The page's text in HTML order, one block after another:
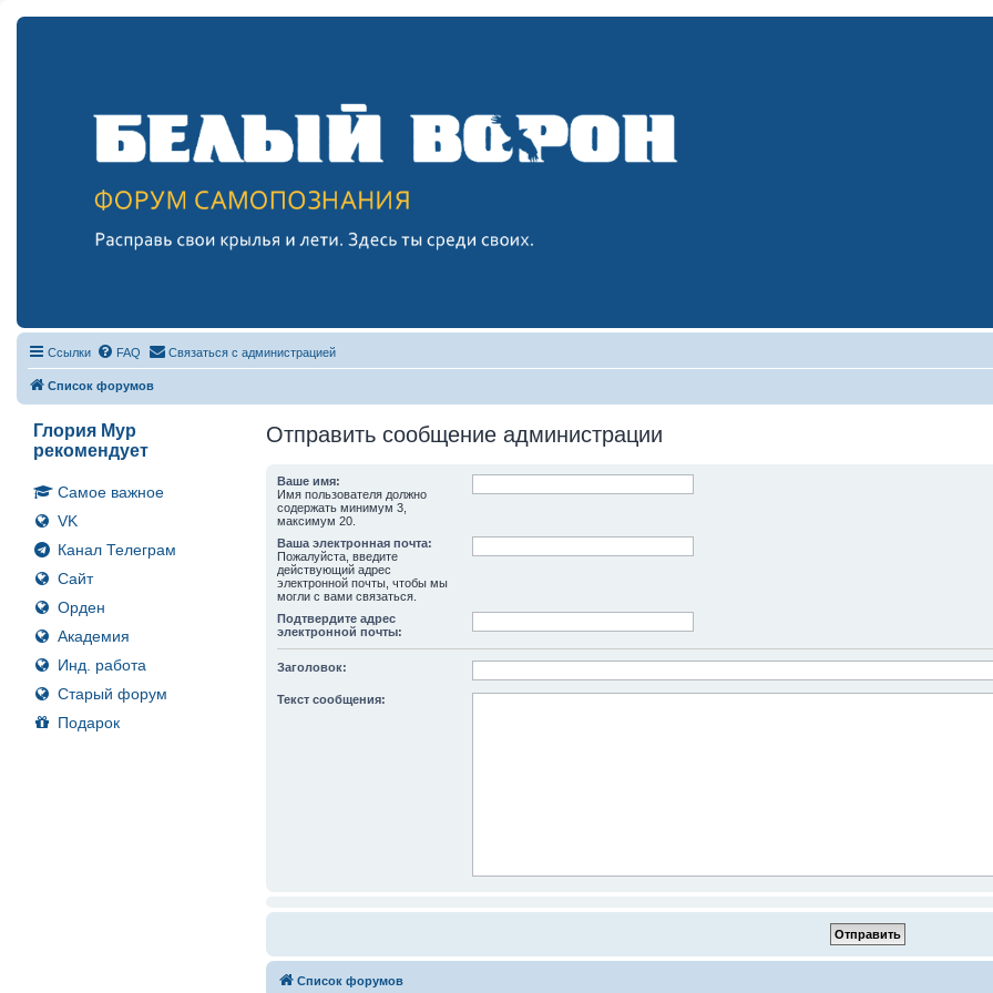
Ссылки FAQ Связаться с администрацией
Список форумов
Глория Мур
рекомендует
Самое важное
VK
Канал Телеграм
Сайт
Орден
Академия
Инд. работа
Старый форум
Подарок
Отправить сообщение администрации
Ваше имя:
Имя пользователя должно
содержать минимум 3,
максимум 20.
Ваша электронная почта:
Пожалуйста, введите
действующий адрес
электронной почты, чтобы мы
могли с вами связаться.
Подтвердите адрес
электронной почты:
Заголовок:
Текст сообщения:
Список форумов